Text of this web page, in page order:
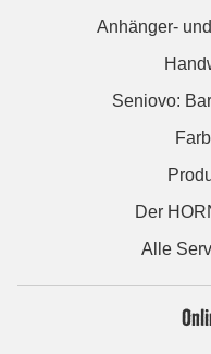
Anhänger-
Seniovo:
Der
Alle